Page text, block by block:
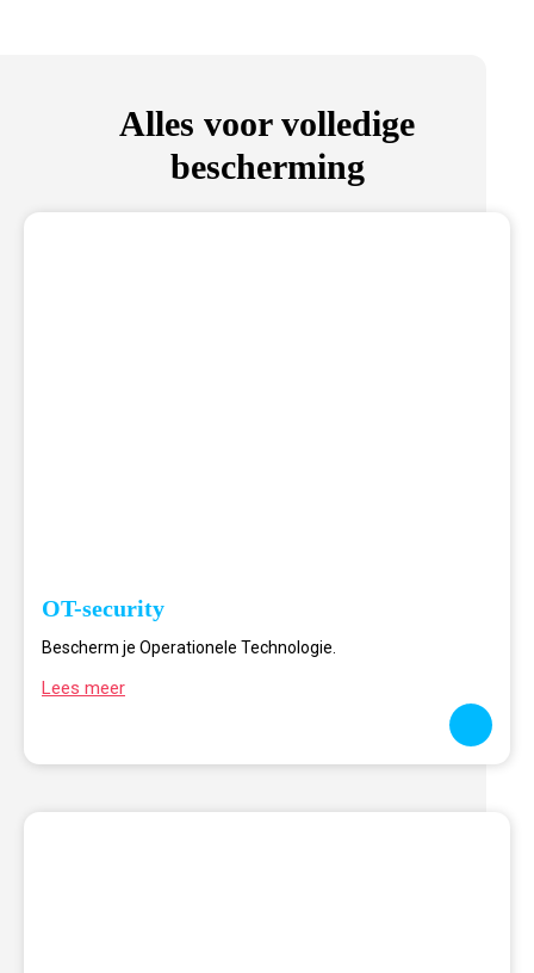
Alles voor volledige
bescherming
OT-security
Bescherm je Operationele Technologie.
Lees meer